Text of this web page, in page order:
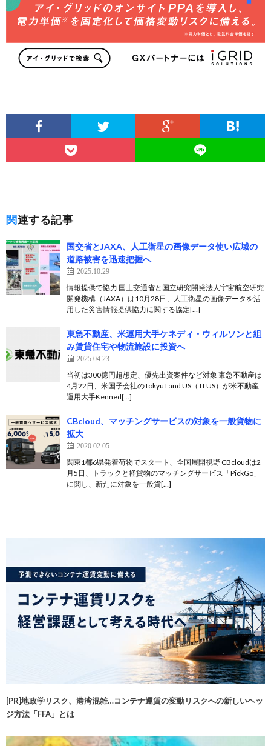
関連する記事
国交省とJAXA、人工衛星の画像データ使い広域の
道路被害を迅速把握へ
2025.10.29
情報提供で協力 国土交通省と国立研究開発法人宇宙航空研究
開発機構（JAXA）は10月28日、人工衛星の画像データを活
用した災害情報提供協力に関する協定[…]
東急不動産、米運用大手ケネディ・ウィルソンと組
み賃貸住宅や物流施設に投資へ
2025.04.23
当初は300億円超想定、優先出資案件など対象 東急不動産は
4月22日、米国子会社のTokyu Land US（TLUS）が米不動産
運用大手Kenned[…]
CBcloud、マッチングサービスの対象を一般貨物に
拡大
2020.02.05
関東1都6県発着荷物でスタート、全国展開視野 CBcloudは2
月5日、トラックと軽貨物のマッチングサービス「PickGo」
に関し、新たに対象を一般貨[…]
[PR]地政学リスク、港湾混雑…コンテナ運賃の変動リスクへの新しいヘッ
ジ方法「FFA」とは